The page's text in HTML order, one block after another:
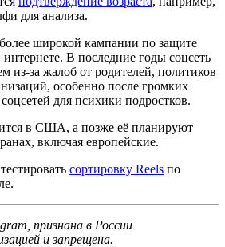
для анализа.
широкой кампании по защите
В последние годы соцсеть
из-за жалоб от родителей, политиков
особенно после громких
для психики подростков.
в США, а позже её планируют
включая европейские.
сортировку Reels по
признана в России
и запрещена.